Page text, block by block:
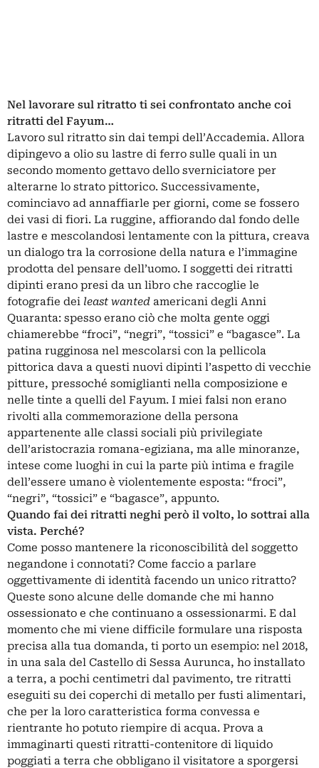
Nel lavorare sul ritratto ti sei confrontato anche coi
ritratti del Fayum…
Lavoro sul ritratto sin dai tempi dell’Accademia. Allora
dipingevo a olio su lastre di ferro sulle quali in un
secondo momento gettavo dello sverniciatore per
alterarne lo strato pittorico. Successivamente,
cominciavo ad annaffiarle per giorni, come se fossero
dei vasi di fiori. La ruggine, affiorando dal fondo delle
lastre e mescolandosi lentamente con la pittura, creava
un dialogo tra la corrosione della natura e l’immagine
prodotta del pensare dell’uomo. I soggetti dei ritratti
dipinti erano presi da un libro che raccoglie le
fotografie dei least wanted americani degli Anni
Quaranta: spesso erano ciò che molta gente oggi
chiamerebbe “froci”, “negri”, “tossici” e “bagasce”. La
patina rugginosa nel mescolarsi con la pellicola
pittorica dava a questi nuovi dipinti l’aspetto di vecchie
pitture, pressoché somiglianti nella composizione e
nelle tinte a quelli del Fayum. I miei falsi non erano
rivolti alla commemorazione della persona
appartenente alle classi sociali più privilegiate
dell’aristocrazia romana-egiziana, ma alle minoranze,
intese come luoghi in cui la parte più intima e fragile
dell’essere umano è violentemente esposta: “froci”,
“negri”, “tossici” e “bagasce”, appunto.
Quando fai dei ritratti neghi però il volto, lo sottrai alla
vista. Perché?
Come posso mantenere la riconoscibilità del soggetto
negandone i connotati? Come faccio a parlare
oggettivamente di identità facendo un unico ritratto?
Queste sono alcune delle domande che mi hanno
ossessionato e che continuano a ossessionarmi. E dal
momento che mi viene difficile formulare una risposta
precisa alla tua domanda, ti porto un esempio: nel 2018,
in una sala del Castello di Sessa Aurunca, ho installato
a terra, a pochi centimetri dal pavimento, tre ritratti
eseguiti su dei coperchi di metallo per fusti alimentari,
che per la loro caratteristica forma convessa e
rientrante ho potuto riempire di acqua. Prova a
immaginarti questi ritratti-contenitore di liquido
poggiati a terra che obbligano il visitatore a sporgersi